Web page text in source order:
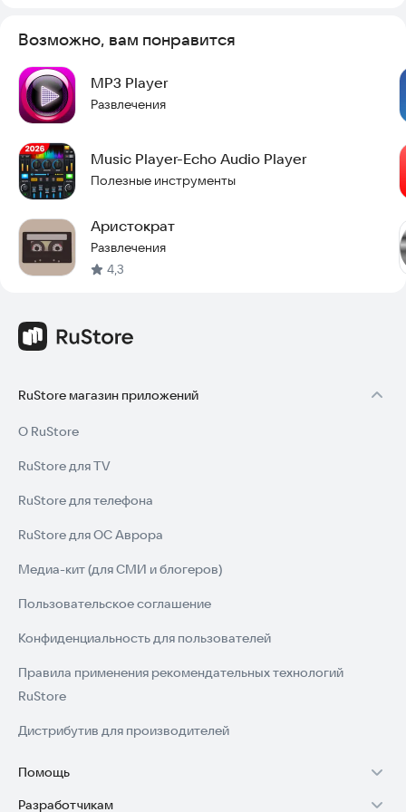
Возможно, вам понравится
MP3 Player
Развлечения
Music Player-Echo Audio Player
Полезные инструменты
Аристократ
Развлечения
4,3
RuStore магазин приложений
О RuStore
RuStore для TV
RuStore для телефона
RuStore для ОС Аврора
Медиа-кит (для СМИ и блогеров)
Пользовательское соглашение
Конфиденциальность для пользователей
Правила применения рекомендательных технологий
RuStore
Дистрибутив для производителей
Помощь
Установка RuStore на TV
Разработчикам